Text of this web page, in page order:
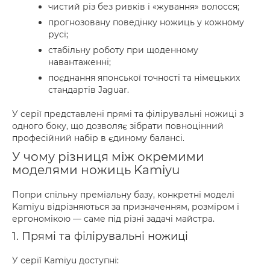
чистий різ без ривків і «жування» волосся;
прогнозовану поведінку ножиць у кожному
русі;
стабільну роботу при щоденному
навантаженні;
поєднання японської точності та німецьких
стандартів Jaguar.
У серії представлені прямі та філірувальні ножиці з
одного боку, що дозволяє зібрати повноцінний
професійний набір в єдиному балансі.
У чому різниця між окремими
моделями ножиць Kamiyu
Попри спільну преміальну базу, конкретні моделі
Kamiyu відрізняються за призначенням, розміром і
ергономікою — саме під різні задачі майстра.
1. Прямі та філірувальні ножиці
У серії Kamiyu доступні: